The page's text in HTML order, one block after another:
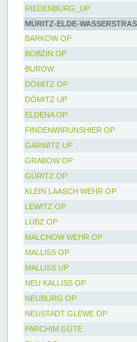
RIEDENBURG_UP
MÜRITZ-ELDE-
BARKOW OP
BOBZIN OP
BUROW
DÖMITZ OP
DÖMITZ UP
ELDENA OP
FINDENWIRUNSHIER OP
GARWITZ UP
GRABOW OP
GÜRITZ OP
KLEIN LAASCH WEHR OP
LEWITZ OP
LÜBZ OP
MALCHOW WEHR OP
MALLISS OP
MALLISS UP
NEU KALLISS OP
NEUBURG OP
NEUSTADT GLEWE OP
PARCHIM GÜTE